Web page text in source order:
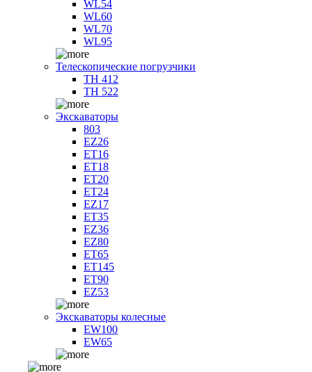
WL54
WL60
WL70
WL95
Телескопические погрузчики
TH 412
TH 522
Экскаваторы
803
EZ26
ET16
ET18
ET20
ET24
EZ17
ET35
EZ36
EZ80
ET65
ET145
ET90
EZ53
Экскаваторы колесные
EW100
EW65